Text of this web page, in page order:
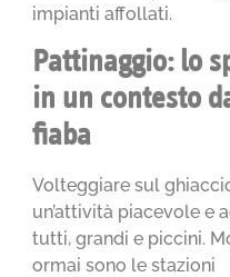
impianti affollati.
Pattinaggio: lo
in un contesto
fiaba
Volteggiare sul
un’attività piacevole e
tutti, grandi e piccini.
ormai sono le stazioni